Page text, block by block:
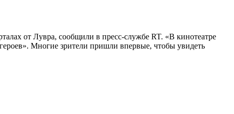
от Лувра, сообщили в пресс-службе RT. «В кинотеатре
Многие зрители пришли впервые, чтобы увидеть